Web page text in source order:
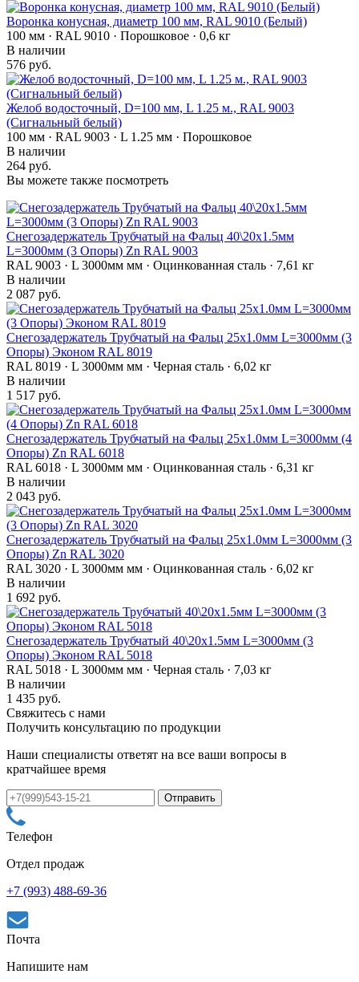
Воронка конусная, диаметр 100 мм, RAL 9010 (Белый)
100 мм · RAL 9010 · Порошковое · 0,6 кг
В наличии
576 руб.
Желоб водосточный, D=100 мм, L 1.25 м., RAL 9003
(Сигнальный белый)
100 мм · RAL 9003 · L 1.25 мм · Порошковое
В наличии
264 руб.
Вы можете также посмотреть
Снегозадержатель Трубчатый на Фальц 40\20х1.5мм
L=3000мм (3 Опоры) Zn RAL 9003
RAL 9003 · L 3000мм мм · Оцинкованная сталь · 7,61 кг
В наличии
2 087 руб.
Снегозадержатель Трубчатый на Фальц 25х1.0мм L=3000мм (3
Опоры) Эконом RAL 8019
RAL 8019 · L 3000мм мм · Черная сталь · 6,02 кг
В наличии
1 517 руб.
Снегозадержатель Трубчатый на Фальц 25х1.0мм L=3000мм (4
Опоры) Zn RAL 6018
RAL 6018 · L 3000мм мм · Оцинкованная сталь · 6,31 кг
В наличии
2 043 руб.
Снегозадержатель Трубчатый на Фальц 25х1.0мм L=3000мм (3
Опоры) Zn RAL 3020
RAL 3020 · L 3000мм мм · Оцинкованная сталь · 6,02 кг
В наличии
1 692 руб.
Снегозадержатель Трубчатый 40\20х1.5мм L=3000мм (3
Опоры) Эконом RAL 5018
RAL 5018 · L 3000мм мм · Черная сталь · 7,03 кг
В наличии
1 435 руб.
Свяжитесь с нами
Получить консультацию по продукции
Наши специалисты ответят на все ваши вопросы в
кратчайшее время
Телефон
Отдел продаж
+7 (993) 488-69-36
Почта
Напишите нам